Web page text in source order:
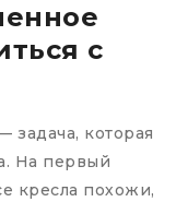
с
задача, которая
На первый
кресла похожи,